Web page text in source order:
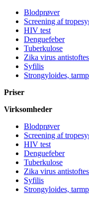
Blodprøver
Screening af
HIV test
Denguefeber
Tuberkulose
Zika virus
Syfilis
Strongyloides,
Priser
Virksomheder
Blodprøver
Screening af
HIV test
Denguefeber
Tuberkulose
Zika virus
Syfilis
Strongyloides,